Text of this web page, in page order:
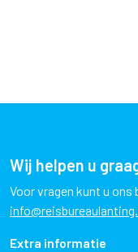
Wij helpen u
Voor vragen kunt u ons
Extra informatie